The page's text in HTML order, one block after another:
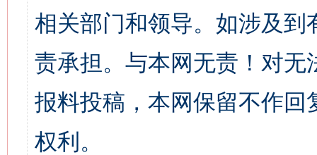
相关部门和领导。如涉及
责承担。与本网无责！对
报料投稿，本网保留不作
权利。